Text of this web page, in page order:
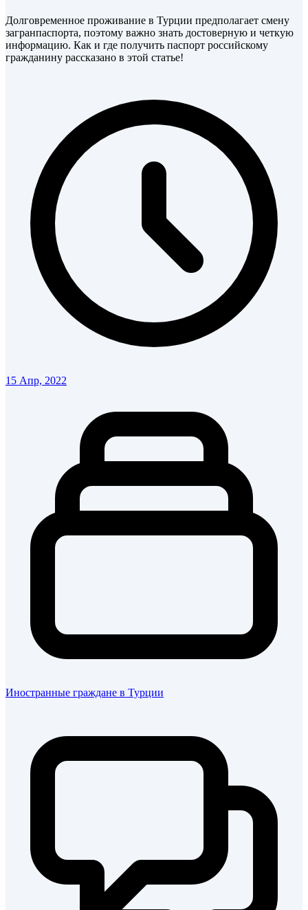
Долговременное проживание в Турции предполагает смену
загранпаспорта, поэтому важно знать достоверную и четкую
информацию. Как и где получить паспорт российскому
гражданину рассказано в этой статье!
15 Апр, 2022
Иностранные граждане в Турции